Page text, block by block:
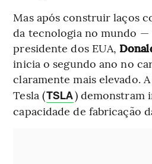
Mas após construir laços
da tecnologia no mundo —
presidente dos EUA,
inicia o segundo ano no
claramente mais elevado.
Tesla (TSLA) demonstram
capacidade de fabricação